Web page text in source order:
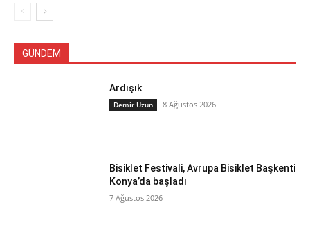
GÜNDEM
Ardışık
Demir Uzun 8 Ağustos 2026
Bisiklet Festivali, Avrupa Bisiklet Başkenti
Konya’da başladı
7 Ağustos 2026